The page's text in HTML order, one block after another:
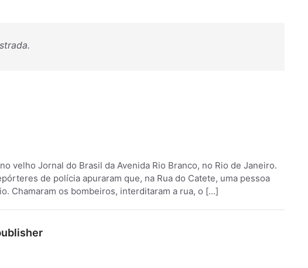
velho Jornal do Brasil da Avenida Rio Branco, no Rio de Janeiro.
de polícia apuraram que, na Rua do Catete, uma pessoa
Chamaram os bombeiros, interditaram a rua, o […]